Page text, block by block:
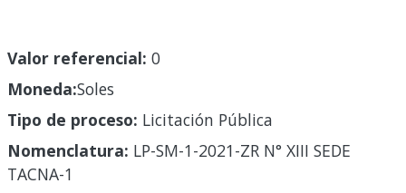
Valor referencial: 0
Moneda:Soles
Tipo de proceso: Licitación Pública
Nomenclatura: LP-SM-1-2021-ZR N° XIII SEDE
TACNA-1